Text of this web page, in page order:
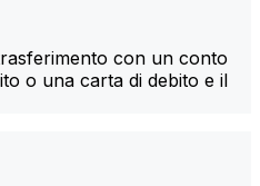
con un conto
o una carta di debito e il